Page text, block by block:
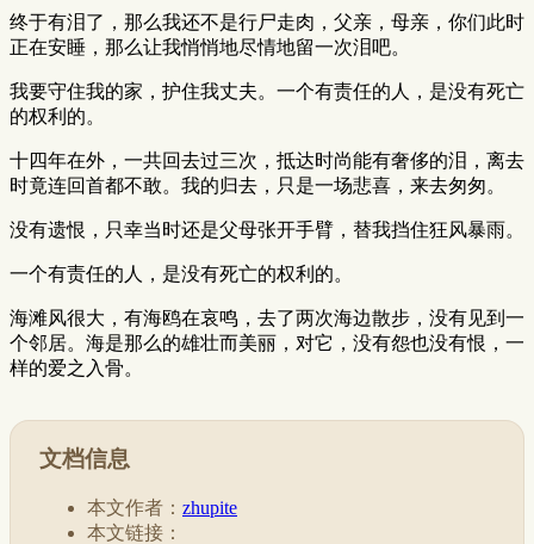
终于有泪了，那么我还不是行尸走肉，父亲，母亲，你们此时
正在安睡，那么让我悄悄地尽情地留一次泪吧。
我要守住我的家，护住我丈夫。一个有责任的人，是没有死亡
的权利的。
十四年在外，一共回去过三次，抵达时尚能有奢侈的泪，离去
时竟连回首都不敢。我的归去，只是一场悲喜，来去匆匆。
没有遗恨，只幸当时还是父母张开手臂，替我挡住狂风暴雨。
一个有责任的人，是没有死亡的权利的。
海滩风很大，有海鸥在哀鸣，去了两次海边散步，没有见到一
个邻居。海是那么的雄壮而美丽，对它，没有怨也没有恨，一
样的爱之入骨。
文档信息
本文作者： zhupite
本文链接：